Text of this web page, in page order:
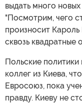
выдать много
"Посмотрим, чего
произносит Кароль
сквозь квадратные
Польские
коллег из Киева,
Евросоюз, пока
правду. Киеву не